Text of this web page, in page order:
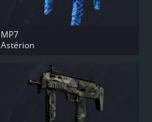
MP7
Astérion